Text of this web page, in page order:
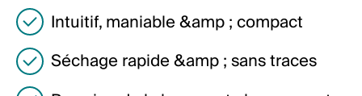
Autriche
Deutsch
Intuitif, maniable &amp ; compact
Séchage rapide &amp ; sans traces